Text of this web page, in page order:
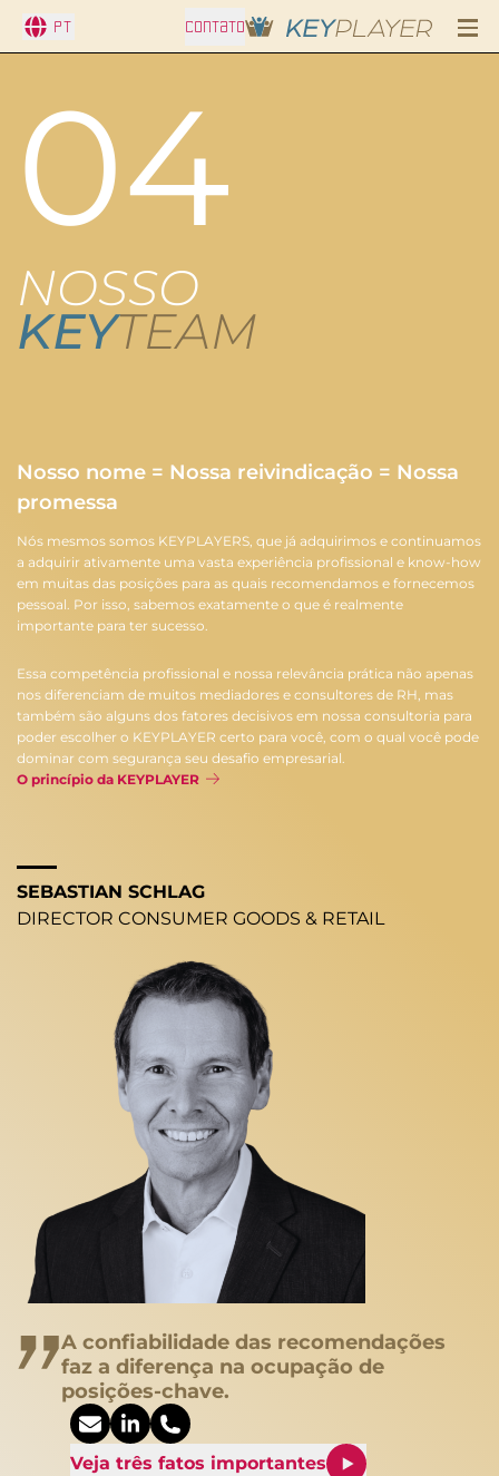
PT CONTATO
04
NOSSO
KEYTEAM
Nosso nome = Nossa reivindicação = Nossa
promessa
Nós mesmos somos KEYPLAYERS, que já adquirimos e continuamos
a adquirir ativamente uma vasta experiência profissional e know-how
em muitas das posições para as quais recomendamos e fornecemos
pessoal. Por isso, sabemos exatamente o que é realmente
importante para ter sucesso.
Essa competência profissional e nossa relevância prática não apenas
nos diferenciam de muitos mediadores e consultores de RH, mas
também são alguns dos fatores decisivos em nossa consultoria para
poder escolher o KEYPLAYER certo para você, com o qual você pode
dominar com segurança seu desafio empresarial.
O princípio da KEYPLAYER
SEBASTIAN SCHLAG
DIRECTOR CONSUMER GOODS & RETAIL
A confiabilidade das recomendações
faz a diferença na ocupação de
posições-chave.
Veja três fatos importantes